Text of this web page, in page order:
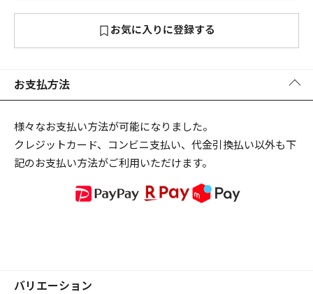
リセット この内容で検索する
お気に入りに登録する
お支払方法
様々なお支払い方法が可能になりました。
クレジットカード、コンビニ支払い、代金引換払い以外も下
記のお支払い方法がご利用いただけます。
バリエーション